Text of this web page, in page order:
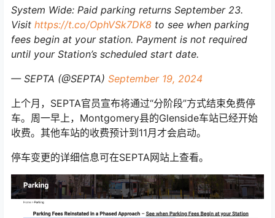
System Wide: Paid parking returns September 23.
Visit https://t.co/OphVSk7DK8 to see when parking
fees begin at your station. Payment is not required
until your Station’s scheduled start date.
— SEPTA (@SEPTA) September 19, 2024
上个月，SEPTA官员宣布将通过“分阶段”方式结束免费停
车。周一早上，Montgomery县的Glenside车站已经开始
收费。其他车站的收费预计到11月才会启动。
停车变更的详细信息可在SEPTA网站上查看。